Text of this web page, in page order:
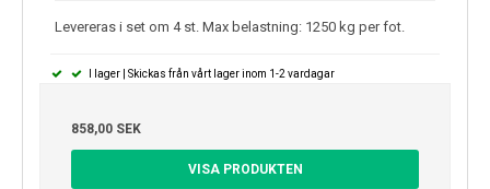
Levereras i set om 4 st. Max belastning: 1250 kg per fot.
I lager | Skickas från vårt lager inom 1-2 vardagar
858,00 SEK
VISA PRODUKTEN